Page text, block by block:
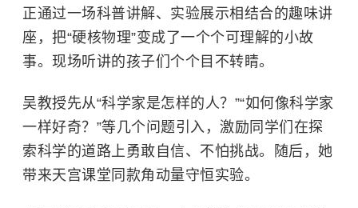
正通过一场科普讲解、实验展示相结合的趣味讲
座，把“硬核物理”变成了一个个可理解的小故
事。现场听讲的孩子们个个目不转睛。
吴教授先从“科学家是怎样的人？”“如何像科学家
一样好奇？”等几个问题引入，激励同学们在探
索科学的道路上勇敢自信、不怕挑战。随后，她
带来天宫课堂同款角动量守恒实验。